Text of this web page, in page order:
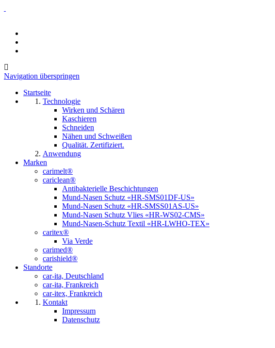
Navigation überspringen
Startseite
Technologie
Wirken und Schären
Kaschieren
Schneiden
Nähen und Schweißen
Qualität. Zertifiziert.
Anwendung
Marken
carimelt®
cariclean®
Antibakterielle Beschichtungen
Mund-Nasen Schutz «HR-SMS01DF-US»
Mund-Nasen Schutz «HR-SMSS01AS-US»
Mund-Nasen Schutz Vlies «HR-WS02-CMS»
Mund-Nasen-Schutz Textil «HR-LWHO-TEX»
caritex®
Via Verde
carimed®
carishield®
Standorte
car-ita, Deutschland
car-ita, Frankreich
car-itex, Frankreich
Kontakt
Impressum
Datenschutz